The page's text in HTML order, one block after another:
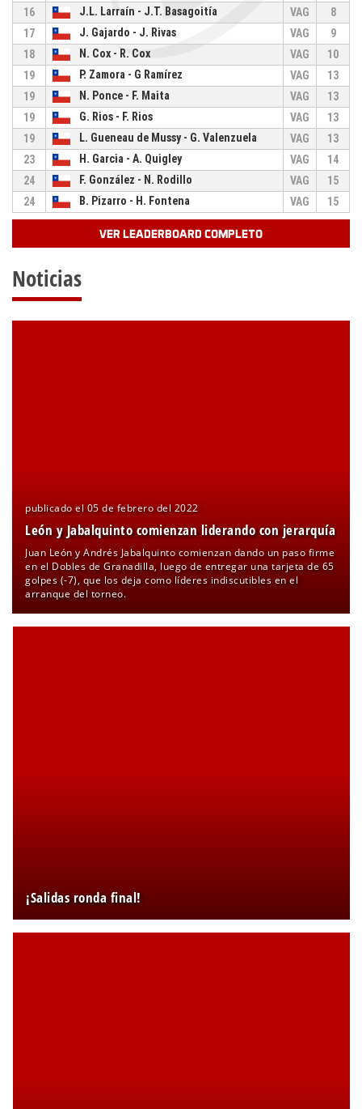
Noticias
publicado el 05 de febrero del 2022
León y Jabalquinto comienzan liderando con jerarquía
Juan León y Andrés Jabalquinto comienzan dando un paso firme
en el Dobles de Granadilla, luego de entregar una tarjeta de 65
golpes (-7), que los deja como líderes indiscutibles en el
arranque del torneo.
¡Salidas ronda final!
16
J.L. Larraín - J.T. Basagoitía VAG
8
17
J. Gajardo - J. Rivas VAG
9
18
N. Cox - R. Cox VAG
10
19
P. Zamora - G Ramírez VAG
13
19
N. Ponce - F. Maita VAG
13
19
G. Rios - F. Rios VAG
13
19
L. Gueneau de Mussy - G. Valenzuela VAG
13
23
H. Garcia - A. Quigley VAG
14
24
F. González - N. Rodillo VAG
15
24
B. Pizarro - H. Fontena VAG 15
VER LEADERBOARD COMPLETO